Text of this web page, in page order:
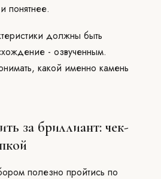
понятнее.
должны быть
- озвученным.
какой именно камень
за бриллиант: чек-
полезно пройтись по